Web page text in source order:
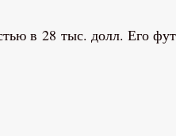
в 28 тыс. долл. Его